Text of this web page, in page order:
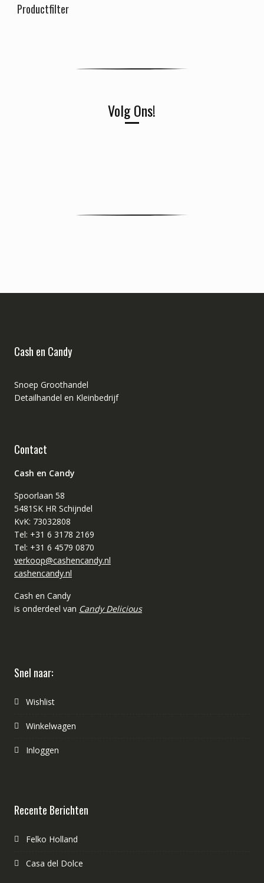
Productfilter
Volg Ons!
Cash en Candy
Snoep Groothandel
Detailhandel en Kleinbedrijf
Contact
Cash en Candy
Spoorlaan 58
5481SK HR Schijndel
KvK: 73032808
Tel: +31 6 3178 2169
Tel: +31 6 4579 0870
verkoop@cashencandy.nl
cashencandy.nl
Cash en Candy
is onderdeel van Candy Delicious
Snel naar:
Wishlist
Winkelwagen
Inloggen
Recente Berichten
Felko Holland
Casa del Dolce